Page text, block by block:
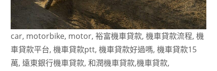
car, motorbike, motor, 裕富機車貸款, 機車貸款流程, 機
車貸款平台, 機車貸款ptt, 機車貸款好過嗎, 機車貸款15
萬, 遠東銀行機車貸款, 和潤機車貸款,機車貸款,